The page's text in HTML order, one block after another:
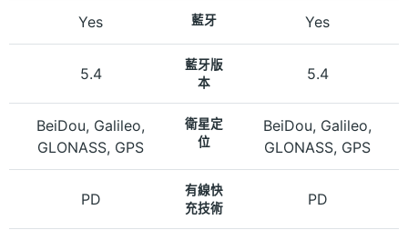
Yes 藍牙 Yes
5.4
藍牙版
本
5.4
BeiDou, Galileo,
GLONASS, GPS
衛星定
位
BeiDou, Galileo,
GLONASS, GPS
PD
有線快
充技術
PD